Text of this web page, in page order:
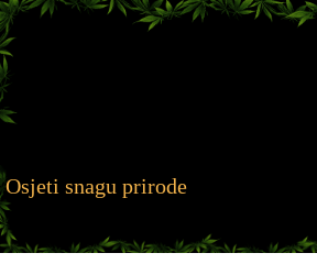
Preskoči
na
sadržaj
Osjeti snagu prirode